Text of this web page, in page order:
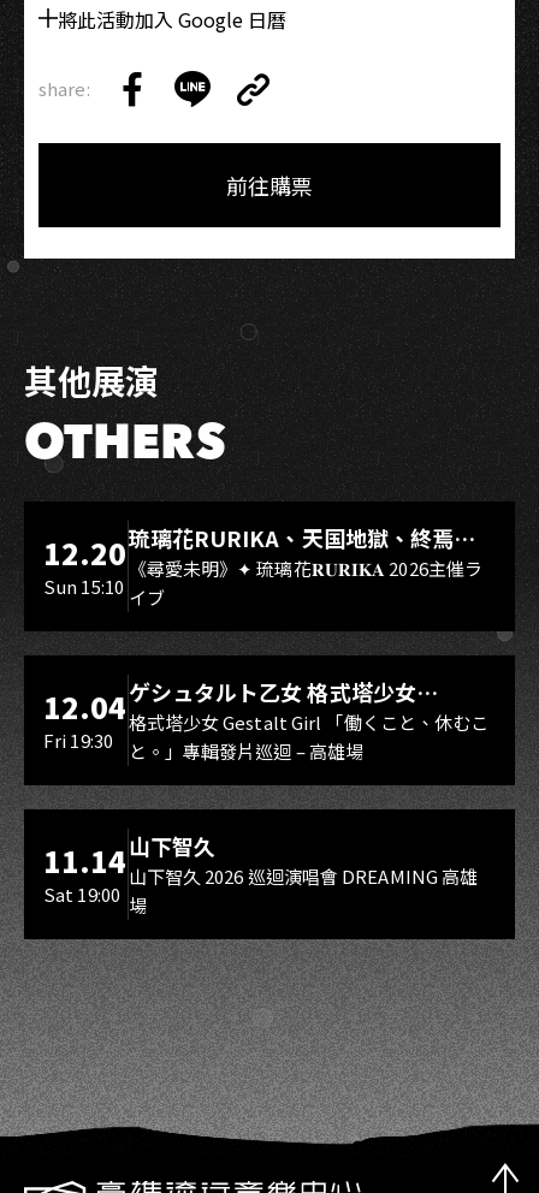
將此活動加入 Google 日曆
share:
on
on
Link
Copy
前往購票
其他展演
OTHERS
LIVE WAREHOUSE 小庫
12.20
Sun 15:10
琉璃花RURIKA、天国地獄、終焉
Rebirth、DUALIA、無我夢中、花奏
スマイル（O.A.）
《尋愛未明》✦ 琉璃花𝐑𝐔𝐑𝐈𝐊𝐀 2026主催ラ
イブ
LIVE WAREHOUSE 小庫
12.04
Fri 19:30
ゲシュタルト乙女 格式塔少女
Gestalt Girl
格式塔少女 Gestalt Girl 「働くこと、休むこ
と。」專輯發片巡迴 – 高雄場
11.14
Sat 19:00
山下智久
山下智久 2026 巡迴演唱會 DREAMING 高雄
場